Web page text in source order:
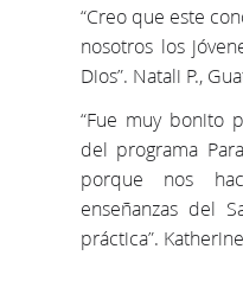
“Creo que este
nosotros los
Dios”. Natali P.,
“Fue muy bonito
del programa
porque nos
enseñanzas del
práctica”.